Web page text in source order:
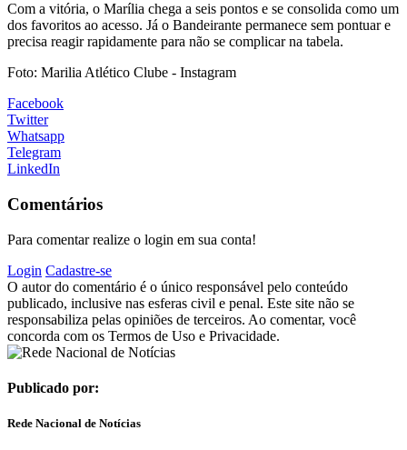
Com a vitória, o Marília chega a seis pontos e se consolida como um
dos favoritos ao acesso. Já o Bandeirante permanece sem pontuar e
precisa reagir rapidamente para não se complicar na tabela.
Foto: Marilia Atlético Clube - Instagram
Facebook
Twitter
Whatsapp
Telegram
LinkedIn
Comentários
Para comentar realize o login em sua conta!
Login Cadastre-se
O autor do comentário é o único responsável pelo conteúdo
publicado, inclusive nas esferas civil e penal. Este site não se
responsabiliza pelas opiniões de terceiros. Ao comentar, você
concorda com os Termos de Uso e Privacidade.
Publicado por:
Rede Nacional de Notícias